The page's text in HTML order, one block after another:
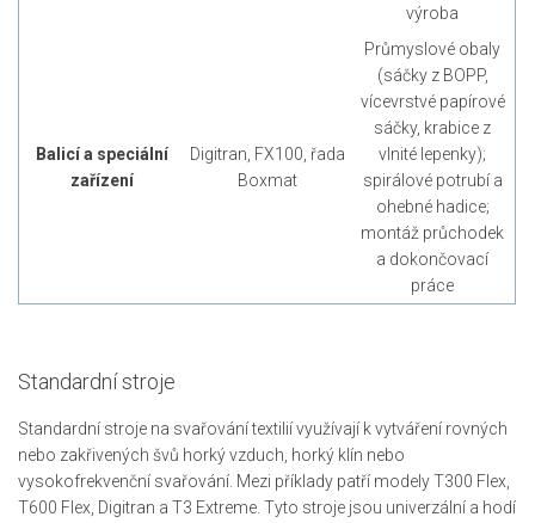
výroba
Balicí a speciální
zařízení
Digitran, FX100, řada
Boxmat
Průmyslové obaly
(sáčky z BOPP,
vícevrstvé papírové
sáčky, krabice z
vlnité lepenky);
spirálové potrubí a
ohebné hadice;
montáž průchodek
a dokončovací
práce
Standardní stroje
Standardní stroje na svařování textilií využívají k vytváření rovných
nebo zakřivených švů horký vzduch, horký klín nebo
vysokofrekvenční svařování. Mezi příklady patří modely T300 Flex,
T600 Flex, Digitran a T3 Extreme. Tyto stroje jsou univerzální a hodí